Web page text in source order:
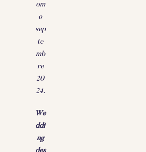
om
o
sep
te
mb
re
20
24.
We
ddi
ng